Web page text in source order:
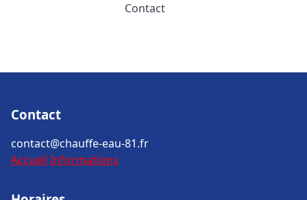
Contact
Contact
contact@chauffe-eau-81.fr
Accueil Informations